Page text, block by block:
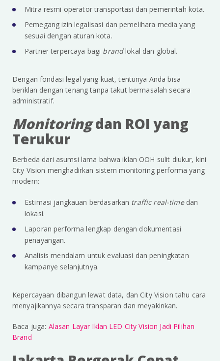
Mitra resmi operator transportasi dan pemerintah kota.
Pemegang izin legalisasi dan pemelihara media yang
sesuai dengan aturan kota.
Partner terpercaya bagi brandlokal dan global.
Dengan fondasi legal yang kuat, tentunya Anda bisa
beriklan dengan tenang tanpa takut bermasalah secara
administratif.
Monitoringdan ROI yang
Terukur
Berbeda dari asumsi lama bahwa iklan OOH sulit diukur, kini
City Vision menghadirkan sistem monitoring performa yang
modern:
Estimasi jangkauan berdasarkan traffic real-time dan
lokasi.
Laporan performa lengkap dengan dokumentasi
penayangan.
Analisis mendalam untuk evaluasi dan peningkatan
kampanye selanjutnya.
Kepercayaan dibangun lewat data, dan City Vision tahu cara
menyajikannya secara transparan dan meyakinkan.
Baca juga: Alasan Layar Iklan LED City Vision Jadi Pilihan
Brand